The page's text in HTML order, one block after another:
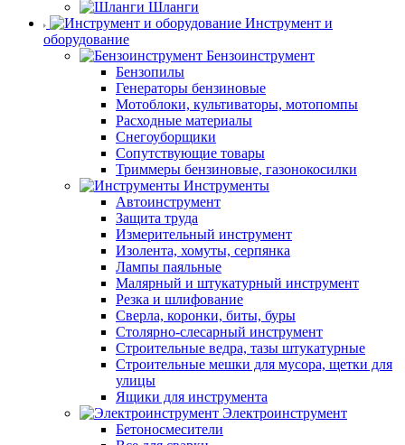
Шланги
Инструмент и
оборудование
Бензоинструмент
Бензопилы
Генераторы бензиновые
Мотоблоки, культиваторы, мотопомпы
Расходные материалы
Снегоуборщики
Сопутствующие товары
Триммеры бензиновые, газонокосилки
Инструменты
Автоинструмент
Защита труда
Измерительный инструмент
Изолента, хомуты, серпянка
Лампы паяльные
Малярный и штукатурный инструмент
Резка и шлифование
Сверла, коронки, биты, буры
Столярно-слесарный инструмент
Строительные ведра, тазы штукатурные
Строительные мешки для мусора, щетки для
улицы
Ящики для инструмента
Электроинструмент
Бетоносмесители